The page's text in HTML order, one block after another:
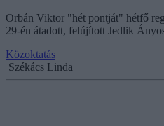
Orbán Viktor "hét pontját" hétfő
29-én átadott, felújított Jedlik
Közoktatás
Székács Linda